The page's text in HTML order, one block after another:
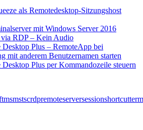
als Remotedesktop-Sitzungshost
mit Windows Server 2016
RDP – Kein Audio
Plus – RemoteApp bei
mit anderem Benutzernamen starten
Plus per Kommandozeile steuern
msmstscrdpremoteserversessionshortcut